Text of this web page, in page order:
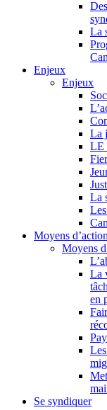
La
Enjeux
Enjeux
La
LE
La
Moyens d’action
Moyens
La
en
Se syndiquer